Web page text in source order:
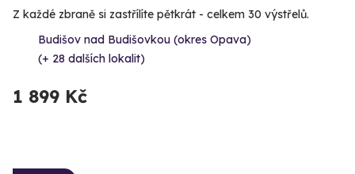
Z každé zbraně si zastřílíte pětkrát - celkem 30 výstřelů.
Budišov nad Budišovkou (okres Opava)
(+ 28 dalších lokalit)
1 899 Kč